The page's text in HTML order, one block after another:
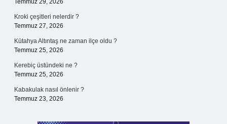
Temmuz 29, 2026
Kroki çeşitleri nelerdir ?
Temmuz 27, 2026
Kütahya Altıntaş ne zaman ilçe oldu ?
Temmuz 25, 2026
Kerebiç üstündeki ne ?
Temmuz 25, 2026
Kabakulak nasıl önlenir ?
Temmuz 23, 2026